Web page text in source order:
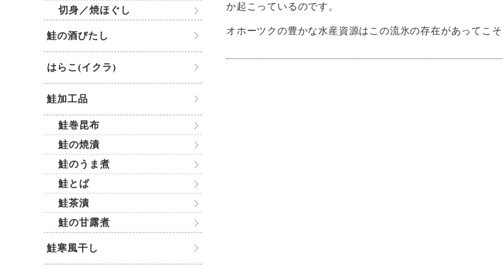
か起こっているのです。
オホーツクの豊かな水産資源はこの流氷の存在があってこ
切身／焼ほぐし
鮭の酒びたし
はらこ(イクラ)
鮭加工品
鮭巻昆布
鮭の焼漬
鮭のうま煮
鮭とば
鮭茶漬
鮭の甘露煮
鮭寒風干し